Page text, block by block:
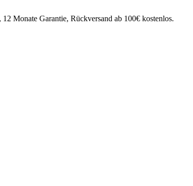
Monate Garantie, Rückversand ab 100€ kostenlos.